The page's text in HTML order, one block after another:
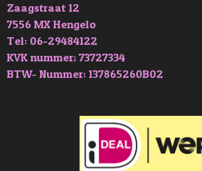
Zaagstraat 12
7556 MX Hengelo
Tel: 06-29484122
KVK nummer; 73727334
BTW- Nummer: 137865260B02